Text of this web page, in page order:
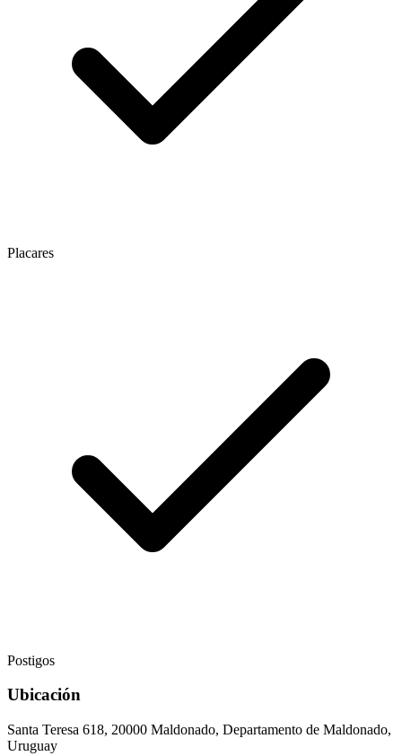
Placares
Postigos
Ubicación
Santa Teresa 618, 20000 Maldonado, Departamento de Maldonado,
Uruguay